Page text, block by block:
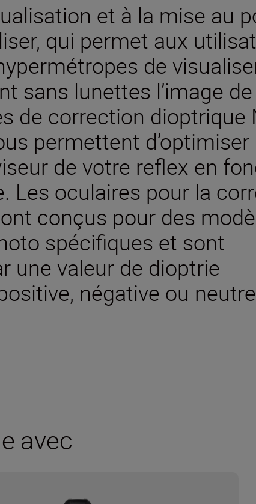
et à la mise au
qui permet aux
de
sans lunettes l’image
de correction dioptrique
permettent d’optimiser
de votre reflex en
Les oculaires pour la
conçus pour des
spécifiques et sont
une valeur de dioptrie
négative ou
avec